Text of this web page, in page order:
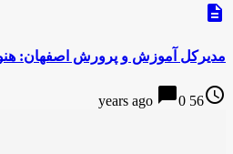
description
مدیرکل آموزش و پرورش اصفهان:
access_time
56 years ago
chat_bubble0